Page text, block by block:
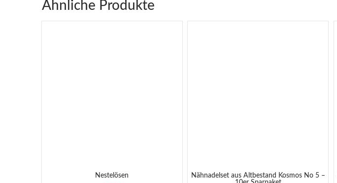
Ähnliche Produkte
Nestelösen
Nähnadelset aus Altbestand Kosmos No 5 –